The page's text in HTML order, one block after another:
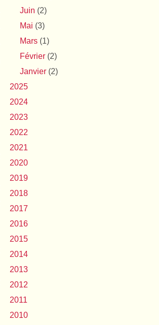
Juin (2)
Mai (3)
Mars (1)
Février (2)
Janvier (2)
2025
2024
2023
2022
2021
2020
2019
2018
2017
2016
2015
2014
2013
2012
2011
2010